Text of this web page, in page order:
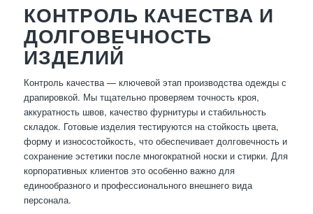
КОНТРОЛЬ КАЧЕСТВА И
ДОЛГОВЕЧНОСТЬ
ИЗДЕЛИЙ
Контроль качества — ключевой этап производства одежды с
драпировкой. Мы тщательно проверяем точность кроя,
аккуратность швов, качество фурнитуры и стабильность
складок. Готовые изделия тестируются на стойкость цвета,
форму и износостойкость, что обеспечивает долговечность и
сохранение эстетики после многократной носки и стирки. Для
корпоративных клиентов это особенно важно для
единообразного и профессионального внешнего вида
персонала.